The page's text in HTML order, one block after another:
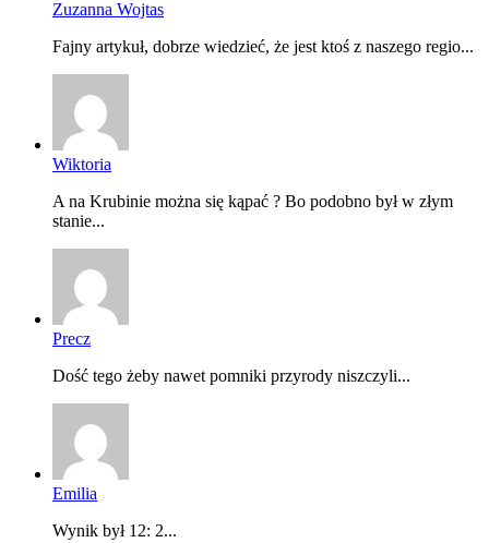
Zuzanna Wojtas
Fajny artykuł, dobrze wiedzieć, że jest ktoś z naszego regio...
Wiktoria
A na Krubinie można się kąpać ? Bo podobno był w złym
stanie...
Precz
Dość tego żeby nawet pomniki przyrody niszczyli...
Emilia
Wynik był 12: 2...